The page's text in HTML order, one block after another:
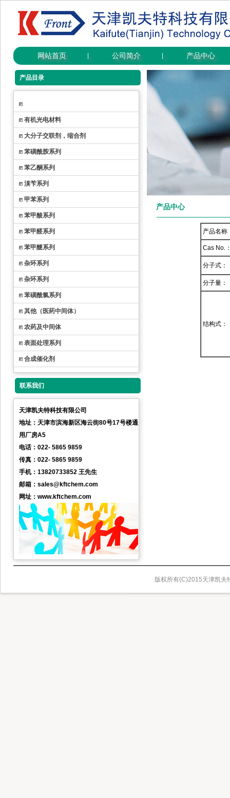
网站首页 公司简介 产品中心
产品目录
有机光电材料
大分子交联剂，缩合剂
苯磺酰胺系列
苯乙酮系列
溴苄系列
甲苯系列
苯甲酸系列
苯甲醛系列
苯甲醚系列
杂环系列
杂环系列
苯磺酰氯系列
其他（医药中间体）
农药及中间体
表面处理系列
合成催化剂
联系我们
天津凯夫特科技有限公司
地址：天津市滨海新区海云街80号17号楼通
用厂房A5
电话：022- 5865 9859
传真：022- 5865 9859
手机：13820733852 王先生
邮箱：sales@kftchem.com
网址：www.kftchem.com
产品中心
产品名称
Cas No.
分子式：
分子量：
结构式：
版权所有(C)2015天津凯夫